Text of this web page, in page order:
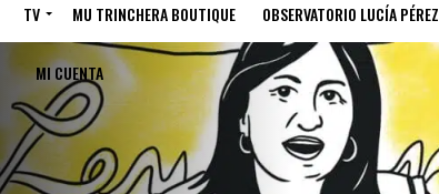
TV MU TRINCHERA BOUTIQUE OBSERVATORIO LUCÍA PÉREZ
MI CUENTA